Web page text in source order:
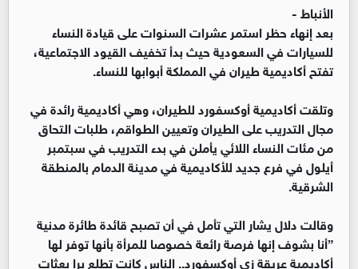
الأنباط -
بعد إنهاء حظر استمر عشرات السنوات على قيادة النساء
للسيارات في السعودية حيث بدأ تخفيف القيود الاجتماعية،
تفتح أكاديمية طيران في المملكة أبوابها للنساء.
وتلقت أكاديمية أوكسفورد للطيران، وهي أكاديمية رائدة في
مجال التدريب على الطيران وتعيين الطواقم، طلبات التحاق
من مئات النساء اللائي يأملن في بدء التدريب في سبتمبر
أيلول في فرع جديد للأكاديمية في مدينة الدمام بالمنطقة
الشرقية.
وقالت دلال يشار التي تأمل في أن تصبح قائدة طائرة مدنية
”أنا بشوف إنها فرصة رائعة خصوصا للمرأة بأنها توفر لها
أكاديمية عريقة زي أوكسفورد.. الناس كانت تطلع برا بعثات